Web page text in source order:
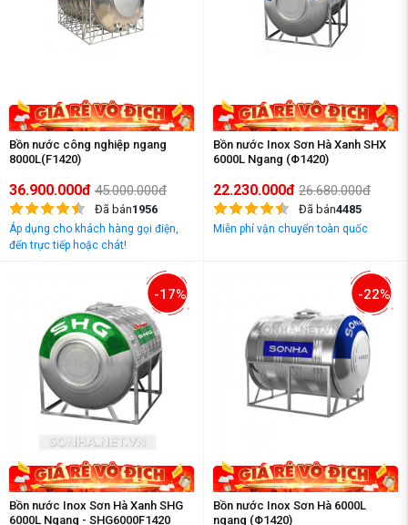
Bồn nước công nghiệp ngang
8000L(F1420)
36.900.000đ 45.000.000đ
Đã bán1956
Áp dụng cho khách hàng gọi điện,
đến trực tiếp hoặc chát!
Bồn nước Inox Sơn Hà Xanh SHX
6000L Ngang (Φ1420)
22.230.000đ 26.680.000đ
Đã bán4485
Miễn phí vận chuyển toàn quốc
-17%
Bồn nước Inox Sơn Hà Xanh SHG
6000L Ngang - SHG6000F1420
-22%
Bồn nước Inox Sơn Hà 6000L
ngang (Φ1420)